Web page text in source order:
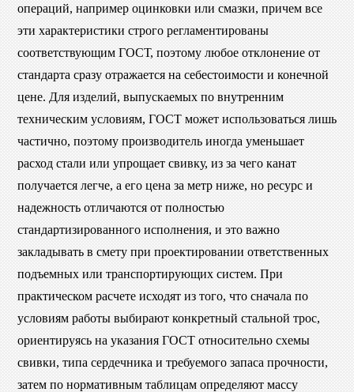
операций, например оцинковки или смазки, причем все
эти характеристики строго регламентированы
соответствующим ГОСТ, поэтому любое отклонение от
стандарта сразу отражается на себестоимости и конечной
цене. Для изделий, выпускаемых по внутренним
техническим условиям, ГОСТ может использоваться лишь
частично, поэтому производитель иногда уменьшает
расход стали или упрощает свивку, из за чего канат
получается легче, а его цена за метр ниже, но ресурс и
надежность отличаются от полностью
стандартизированного исполнения, и это важно
закладывать в смету при проектировании ответственных
подъемных или транспортирующих систем. При
практическом расчете исходят из того, что сначала по
условиям работы выбирают конкретный стальной трос,
ориентируясь на указания ГОСТ относительно схемы
свивки, типа сердечника и требуемого запаса прочности,
затем по нормативным таблицам определяют массу